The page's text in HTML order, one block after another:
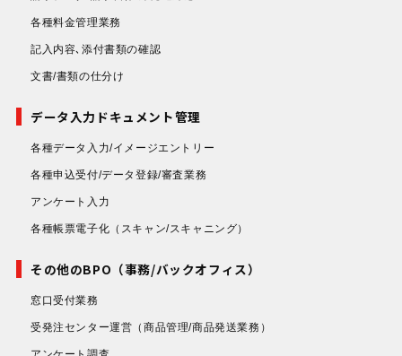
各種料金管理業務
記入内容､添付書類の確認
文書/書類の仕分け
データ入力ドキュメント管理
各種データ入力/イメージエントリー
各種申込受付/データ登録/審査業務
アンケート入力
各種帳票電子化 （スキャン/スキャニング）
その他のBPO（事務/バックオフィス）
窓口受付業務
受発注センター運営 （商品管理/商品発送業務）